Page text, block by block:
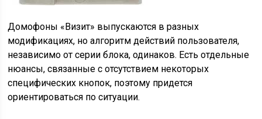
Домофоны «Визит» выпускаются в разных
модификациях, но алгоритм действий пользователя,
независимо от серии блока, одинаков. Есть отдельные
нюансы, связанные с отсутствием некоторых
специфических кнопок, поэтому придется
ориентироваться по ситуации.